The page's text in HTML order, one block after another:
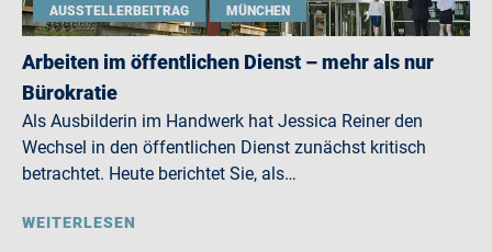
AUSSTELLERBEITRAG MÜNCHEN
Arbeiten im öffentlichen Dienst – mehr als nur
Bürokratie
Als Ausbilderin im Handwerk hat Jessica Reiner den
Wechsel in den öffentlichen Dienst zunächst kritisch
betrachtet. Heute berichtet Sie, als…
WEITERLESEN